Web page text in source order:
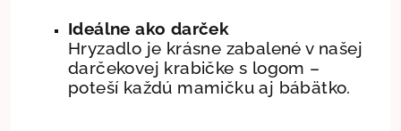
Ideálne ako darček
Hryzadlo je krásne zabalené v našej
darčekovej krabičke s logom –
poteší každú mamičku aj bábätko.